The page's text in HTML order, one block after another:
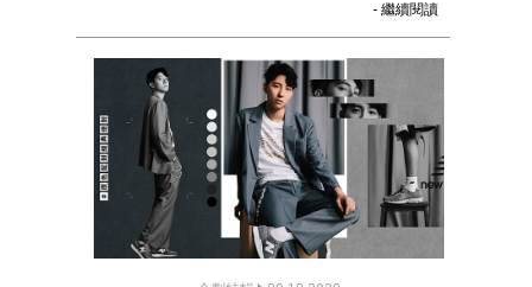
- 繼續閱讀